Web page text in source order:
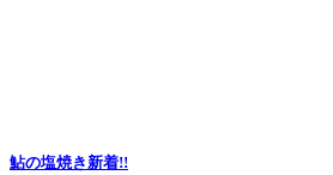
鮎の塩焼き新着!!